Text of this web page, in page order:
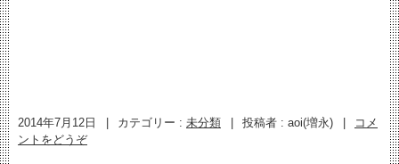
2014年7月12日 カテゴリー : 未分類 投稿者 : aoi(増永)
コメ
ントをどうぞ